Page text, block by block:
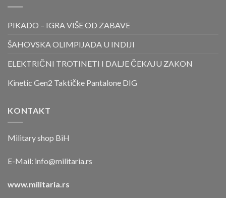
PIKADO – IGRA VIŠE OD ZABAVE
ŠAHOVSKA OLIMPIJADA U INDIJI
ELEKTRIČNI TROTINETI I DALJE ČEKAJU ZAKON
Kinetic Gen2 Taktičke Pantalone DIG
KONTAKT
Military shop BiH
E-Mail: info@militaria.rs
www.militaria.rs